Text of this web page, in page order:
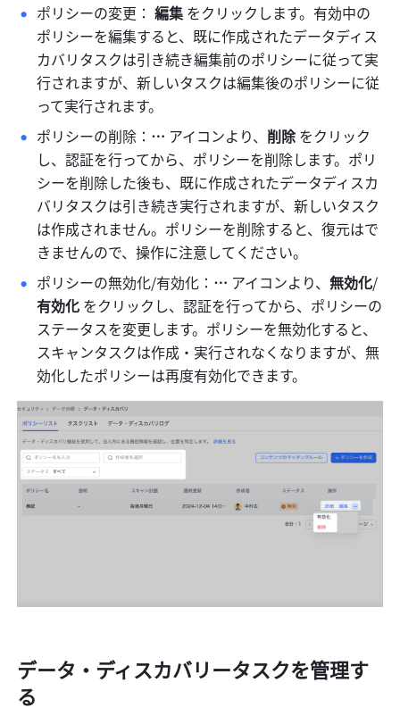
ポリシーの変更： 編集 をクリックします。有効中の
ポリシーを編集すると、既に作成されたデータディス
カバリタスクは引き続き編集前のポリシーに従って実
行されますが、新しいタスクは編集後のポリシーに従
って実行されます。
ポリシーの削除： … アイコンより、 削除 をクリック
し、認証を行ってから、ポリシーを削除します。ポリ
シーを削除した後も、既に作成されたデータディスカ
バリタスクは引き続き実行されますが、新しいタスク
は作成されません。ポリシーを削除すると、復元はで
きませんので、操作に注意してください。
ポリシーの無効化/有効化： … アイコンより、無効化/
有効化 をクリックし、認証を行ってから、ポリシーの
ステータスを変更します。ポリシーを無効化すると、
スキャンタスクは作成・実行されなくなりますが、無
効化したポリシーは再度有効化できます。
データ・ディスカバリータスクを管理す
る